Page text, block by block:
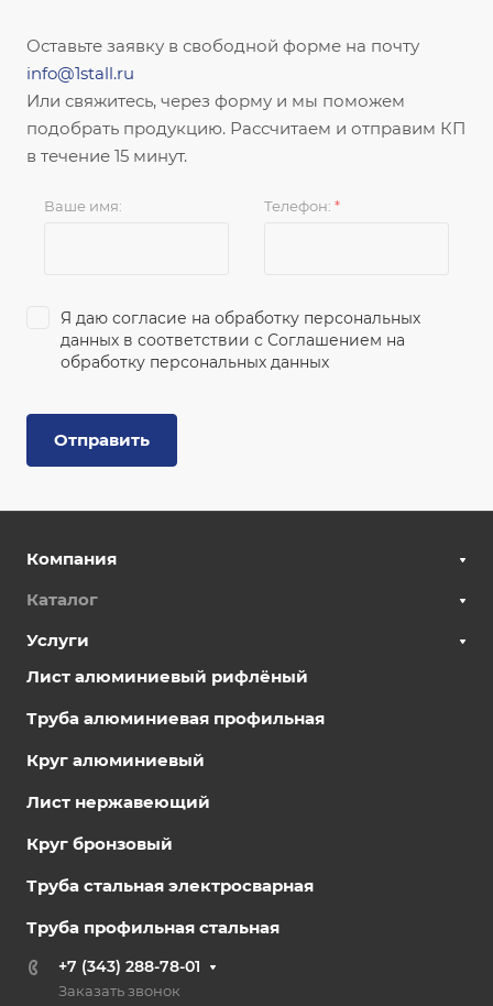
Оставьте заявку в свободной форме на почту
info@1stall.ru
Или свяжитесь, через форму и мы поможем
подобрать продукцию. Рассчитаем и отправим КП
в течение 15 минут.
Ваше имя: Телефон: *
Я даю согласие на обработку персональных
данных в соответствии с Соглашением на
обработку персональных данных
Отправить
Компания
Каталог
Услуги
Лист алюминиевый рифлёный
Труба алюминиевая профильная
Круг алюминиевый
Лист нержавеющий
Круг бронзовый
Труба стальная электросварная
Труба профильная стальная
+7 (343) 288-78-01
Заказать звонок